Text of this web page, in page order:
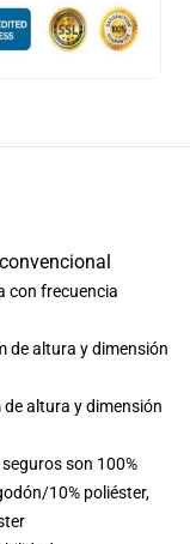
con frecuencia
de altura y dimensión
de altura y dimensión
son 100%
10% poliéster,